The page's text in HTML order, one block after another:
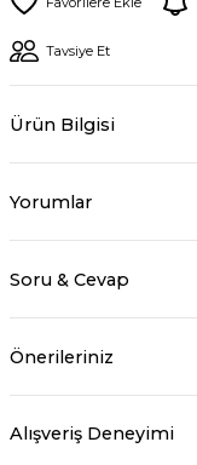
Tavsiye Et
Ürün Bilgisi
Yorumlar
Soru & Cevap
Önerileriniz
Alışveriş Deneyimi